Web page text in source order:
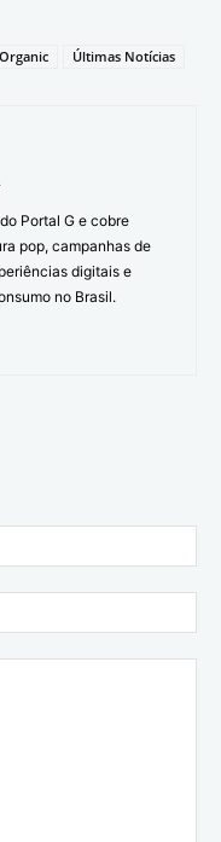
Últimas Notícias
Portal G e cobre
pop, campanhas de
digitais e
no Brasil.